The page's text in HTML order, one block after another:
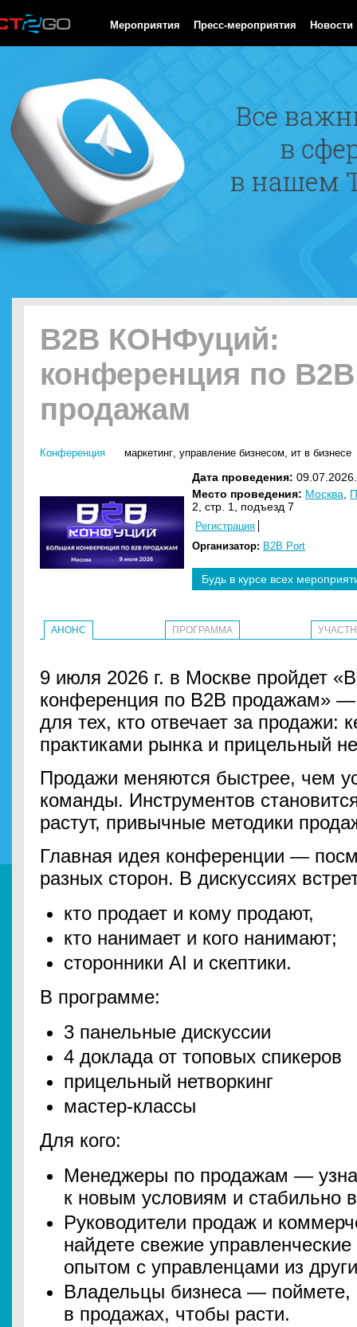
Мероприятия Пресс-мероприятия Новости
B2B КОНФуций:
конференция по B2B
продажам
Конференция маркетинг, управление бизнесом, ит в бизнесе
Дата проведения:
Место проведения: Москва
2, стр. 1, подъезд 7
Регистрация
Организатор: B2B Port
Будь в курсе всех
АНОНС ПРОГРАММА
9 июля 2026 г. в Москве пройдет
конференция по B2B продажам»
для тех, кто отвечает за продажи:
практиками рынка и прицельный
Продажи меняются быстрее, чем
команды. Инструментов
растут, привычные методики
Главная идея конференции —
разных сторон. В дискуссиях
кто продает и кому продают,
кто нанимает и кого нанимают;
сторонники AI и скептики.
В программе:
3 панельные дискуссии
4 доклада от топовых спикеров
прицельный нетворкинг
мастер-классы
Для кого:
Менеджеры по продажам —
к новым условиям и стабильно
Руководители продаж и
найдете свежие
опытом с управленцами из
Владельцы бизнеса — поймете,
в продажах, чтобы расти.